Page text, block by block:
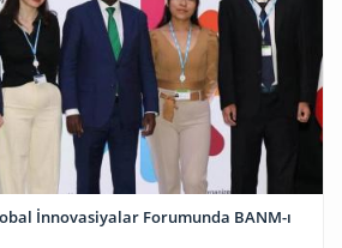
İnnovasiyalar Forumunda BANM-ı